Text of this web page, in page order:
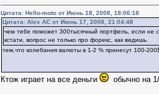
Цитата: Hello-moto от Июнь 18, 2008, 18:06:18
Цитата: Alex AC от Июнь 17, 2008, 21:04:48
чем тебе поможет 300тысячный портфель, если не
кстати, вопрос не только про форекс, как видишь.
тем,что колебания валюты в 1-2 % принесут 100-
Ктож играет на все деньги обычно на